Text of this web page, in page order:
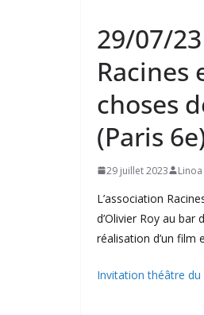
29/07/
choses
(Paris
29 juillet 2023 Linoa
L’association
d’Olivier Roy au
réalisation d’un film
Invitation théâtre du